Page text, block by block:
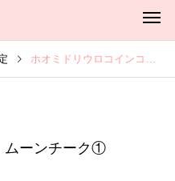
ホオミドリウロコインコ ムーンチーク①
ムーンチーク①